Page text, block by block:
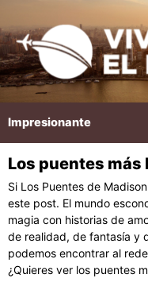
al
contenido
Impresionante
Los puentes
Si Los Puentes de
este post. El mundo
magia con historias de
de realidad, de fantasía y
podemos encontrar al
¿Quieres ver los puentes